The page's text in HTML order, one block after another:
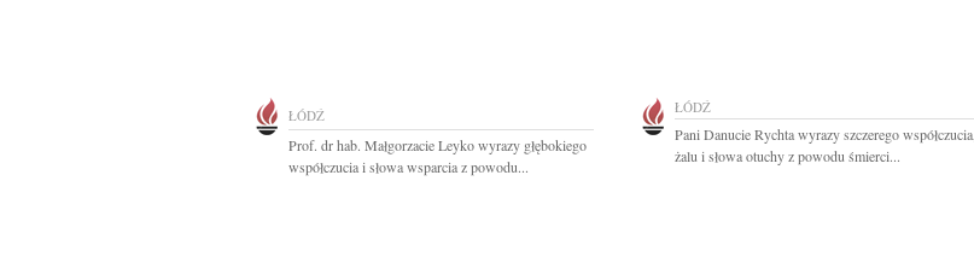
ŁÓDŹ
Prof. dr hab. Małgorzacie Leyko wyrazy głębokiego
współczucia i słowa wsparcia z powodu...
ŁÓDŹ
Pani Danucie Rychta wyrazy szczerego współczucia,
żalu i słowa otuchy z powodu śmierci...